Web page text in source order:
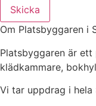
Skicka
Om Platsbyggaren i
Platsbyggaren är
klädkammare,
Vi tar uppdrag i